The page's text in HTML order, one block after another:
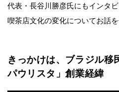
代表・長谷川勝彦氏にもインタ
喫茶店文化の変化についてお話を
きっかけは、ブラジル移
パウリスタ」創業経緯